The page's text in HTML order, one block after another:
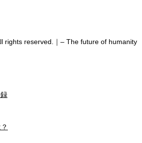
rights reserved.｜– The future of humanity